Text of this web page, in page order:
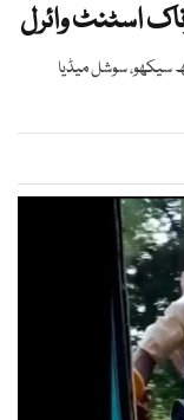
اسٹنٹ وائرل
سیکھو، سوشل میڈیا